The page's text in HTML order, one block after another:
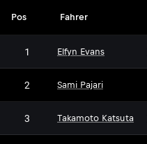
Pos Fahrer
1 Elfyn Evans
2 Sami Pajari
3 Takamoto Katsuta